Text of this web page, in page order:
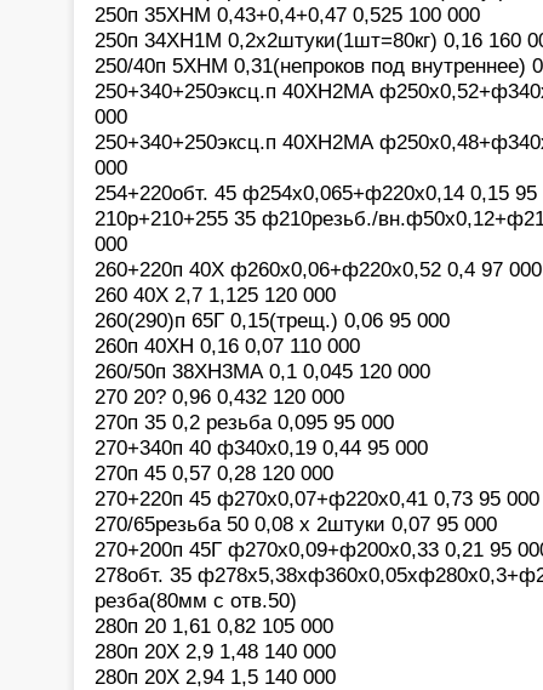
250п 35ХНМ 0,43+0,4+0,47 0,525 100 000
250п 34ХН1М 0,2х2штуки(1шт=80кг) 0,16 160
250/40п 5ХНМ 0,31(непроков под внутреннее)
250+340+250эксц.п 40ХН2МА
000
250+340+250эксц.п 40ХН2МА
000
254+220обт. 45 ф254х0,065+ф220х0,14 0,15 95
210р+210+255 35 ф210резьб./
000
260+220п 40Х ф260х0,06+ф220х0,52 0,4 97 000
260 40Х 2,7 1,125 120 000
260(290)п 65Г 0,15(трещ.) 0,06 95 000
260п 40ХН 0,16 0,07 110 000
260/50п 38ХН3МА 0,1 0,045 120 000
270 20? 0,96 0,432 120 000
270п 35 0,2 резьба 0,095 95 000
270+340п 40 ф340х0,19 0,44 95 000
270п 45 0,57 0,28 120 000
270+220п 45 ф270х0,07+ф220х0,41 0,73 95 000
270/65резьба 50 0,08 х 2штуки 0,07 95 000
270+200п 45Г ф270х0,09+ф200х0,33 0,21 95
278обт. 35
резба(80мм с отв.50)
280п 20 1,61 0,82 105 000
280п 20Х 2,9 1,48 140 000
280п 20Х 2,94 1,5 140 000